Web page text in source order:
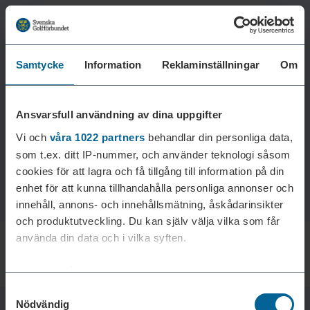
Samtycke Information Reklaminställningar Om
Ansvarsfull användning av dina uppgifter
Vi och våra 1022 partners behandlar din personliga data,
som t.ex. ditt IP-nummer, och använder teknologi såsom
cookies för att lagra och få tillgång till information på din
enhet för att kunna tillhandahålla personliga annonser och
innehåll, annons- och innehållsmätning, åskådarinsikter
och produktutveckling. Du kan själv välja vilka som får
använda din data och i vilka syften.
Med din tillåtelse skulle vi även vilja:
kan ha en noggrannhet på upp till flera meter
Nödvändig
Laddar reklam...